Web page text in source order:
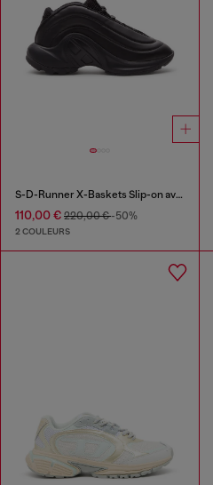
S-D-Runner X-Baskets Slip-on avec cou-de-pied Oval D mat
110,00 € 220,00 €-50%
2 COULEURS